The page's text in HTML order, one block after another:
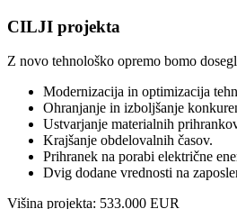
CILJI projekta
Z novo tehnološko opremo bomo
Modernizacija in optimizacija
Ohranjanje in izboljšanje
Ustvarjanje materialnih
Krajšanje obdelovalnih časov.
Prihranek na porabi električne
Dvig dodane vrednosti na
Višina projekta: 533.000 EUR